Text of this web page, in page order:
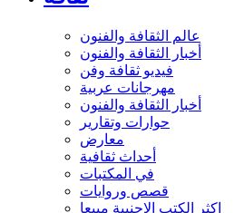
عالم الثقافة والفنون
أخبار الثقافة والفنون
فيديو ثقافة وفن
مهرجانات عربية
أخبار الثقافة والفنون
حوارات وتقارير
معارض
أحداث ثقافية
في المكتبات
قصص وروايات
اكثر الكتب الاجنبية مبيعا